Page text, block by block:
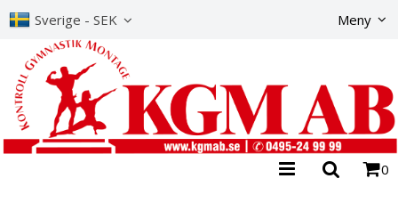
Sverige - SEK Meny
0